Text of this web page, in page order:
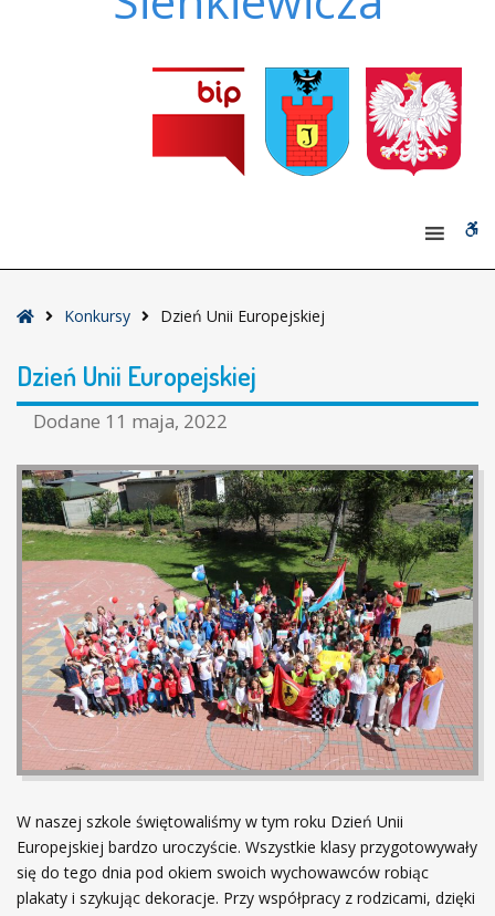
StronaKonkursy Dzień Unii Europejskiej
Dzień Unii Europejskiej
Dodane 11 maja, 2022
W naszej szkole świętowaliśmy w tym roku Dzień Unii
Europejskiej bardzo uroczyście. Wszystkie klasy przygotowywały
się do tego dnia pod okiem swoich wychowawców robiąc
plakaty i szykując dekoracje. Przy współpracy z rodzicami, dzięki